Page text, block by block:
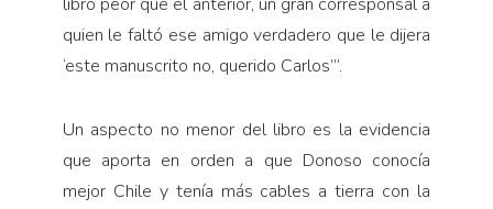
quien le faltó ese amigo verdadero que le dijera
‘este manuscrito no, querido Carlos’”.
Un aspecto no menor del libro es la evidencia
que aporta en orden a que Donoso conocía
mejor Chile y tenía más cables a tierra con la